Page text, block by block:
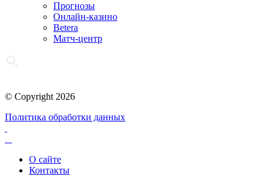
Прогнозы
Онлайн-казино
Betera
Матч-центр
© Copyright 2026
Политика обработки данных
О сайте
Контакты